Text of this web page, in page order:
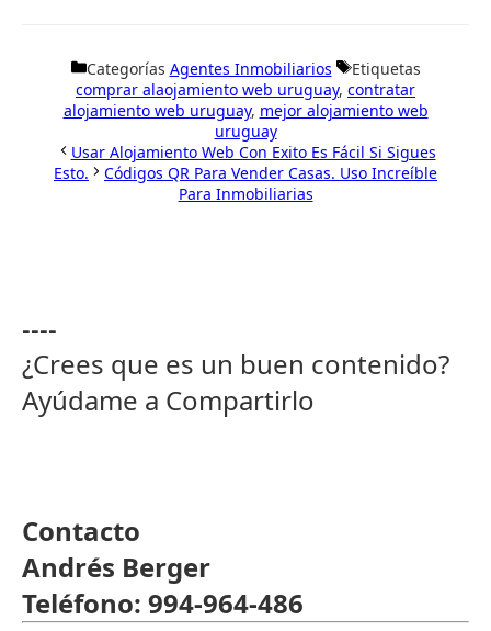
Categorías Agentes Inmobiliarios
Etiquetas
comprar alaojamiento web uruguay, contratar
alojamiento web uruguay, mejor alojamiento web
uruguay
Usar Alojamiento Web Con Exito Es Fácil Si Sigues
Esto.
Códigos QR Para Vender Casas. Uso Increíble
Para Inmobiliarias
----
¿Crees que es un buen contenido?
Ayúdame a Compartirlo
Contacto
Andrés Berger
Teléfono: 994-964-486